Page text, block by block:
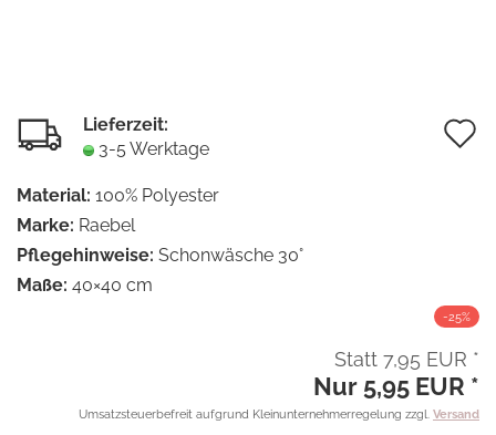
Lieferzeit:
3-5 Werktage
Material: 100% Polyester
Marke: Raebel
Pflegehinweise: Schonwäsche 30°
Maße: 40×40 cm
-25%
Statt 7,95 EUR *
Nur 5,95 EUR *
Umsatzsteuerbefreit aufgrund Kleinunternehmerregelung zzgl. Versand